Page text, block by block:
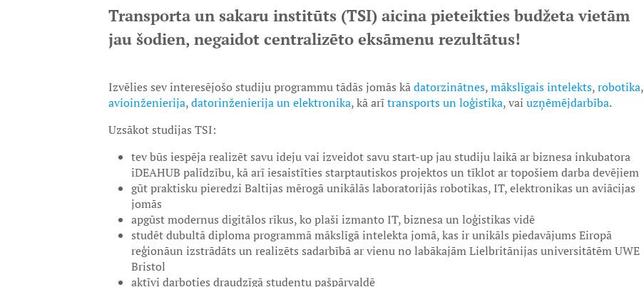
Transporta un sakaru institūts (TSI) aicina pieteikties budžeta vietām
jau šodien, negaidot centralizēto eksāmenu rezultātus!
Izvēlies sev interesējošo studiju programmu tādās jomās kādatorzinātnes,mākslīgais intelekts,robotika,
avioinženierija,datorinženierija un elektronika, kā arītransports un loģistika, vai uzņēmējdarbība.
Uzsākot studijas TSI:
tev būs iespēja realizēt savu ideju vai izveidot savu start-up jau studiju laikā ar biznesa inkubatora
iDEAHUB palīdzību, kā arī iesaistīties starptautiskos projektos un tīklot ar topošiem darba devējiem
gūt praktisku pieredzi Baltijas mērogā unikālās laboratorijās robotikas, IT, elektronikas un aviācijas
jomās
apgūst modernus digitālos rīkus, ko plaši izmanto IT, biznesa un loģistikas vidē
studēt dubultā diploma programmā mākslīgā intelekta jomā, kas ir unikāls piedavājums Eiropā
reģionāun izstrādāts un realizēts sadarbībā ar vienu no labākajām Lielbritānijas universitātēm UWE
Bristol
aktīvi darboties draudzīgā studentu pašpārvaldē